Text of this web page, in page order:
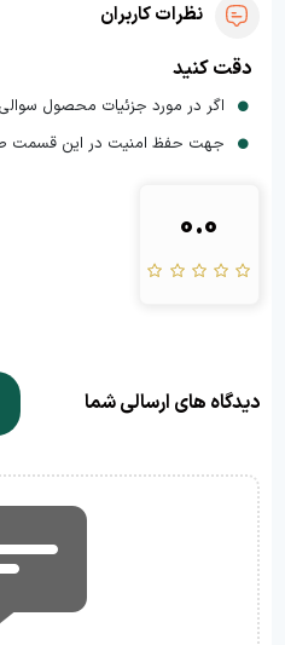
نظرات کاربران
دقت کنید
اگر در مورد جزئیات محصول سوالی
جهت حفظ امنیت در این قسمت
0.0
دیدگاه های ارسالی شما